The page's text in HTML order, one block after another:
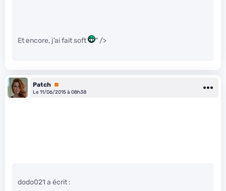
Et encore, j’ai fait soft " />
Patch Premium
Le 11/06/2015 à 08h38
dodo021 a écrit :